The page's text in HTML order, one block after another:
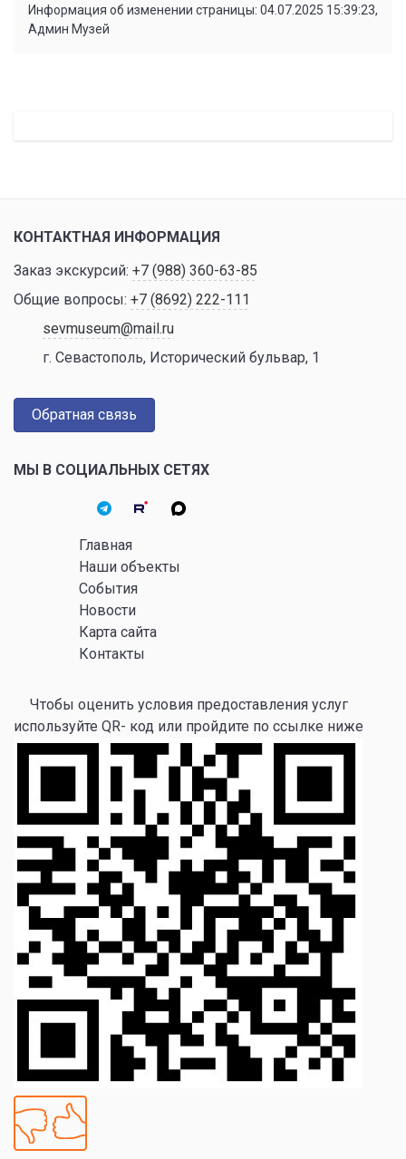
Информация об изменении страницы: 04.07.2025 15:39:23,
Админ Музей
КОНТАКТНАЯ ИНФОРМАЦИЯ
Заказ экскурсий: +7 (988) 360-63-85
Общие вопросы: +7 (8692) 222-111
sevmuseum@mail.ru
г. Севастополь, Исторический бульвар, 1
Обратная связь
МЫ В СОЦИАЛЬНЫХ СЕТЯХ
Главная
Наши объекты
События
Новости
Карта сайта
Контакты
Чтобы оценить условия предоставления услуг
используйте QR- код или пройдите по ссылке ниже